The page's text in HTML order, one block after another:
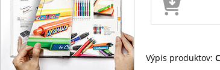
Výpis produktov: